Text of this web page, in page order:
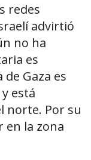
redes
advirtió
no ha
es
Gaza es
está
norte. Por su
en la zona